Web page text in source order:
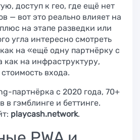
доступ к гео, где ещё нет
— вот это реально влияет на
на этапе разведки или
угла интересно смотреть
на «ещё одну партнёрку с
на инфраструктуру,
входа.
партнёрка с 2020 года, 70+
в гэмблинге и беттинге.
playcash.network.